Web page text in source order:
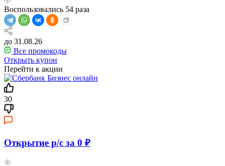
Воспользовались 54 раза
до 31.08.26
Все промокоды
Открыть купон
Перейти к акции
30
Открытие р/с за 0 ₽